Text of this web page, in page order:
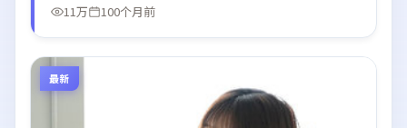
11万
100个月前
最新